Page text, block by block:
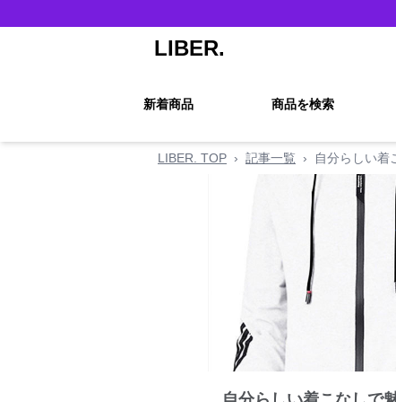
LIBER.
新着商品 商品を検索
LIBER. TOP › 記事一覧 › 自分らしい着